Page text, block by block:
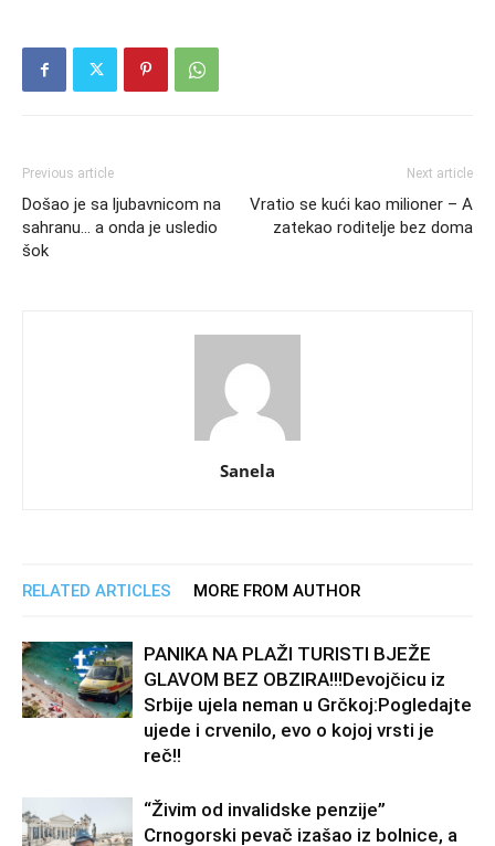
Previous article
Došao je sa ljubavnicom na
sahranu… a onda je usledio
šok
Next article
Vratio se kući kao milioner – A
zatekao roditelje bez doma
Sanela
RELATED ARTICLES MORE FROM AUTHOR
PANIKA NA PLAŽI TURISTI BJEŽE
GLAVOM BEZ OBZIRA!!!Devojčicu iz
Srbije ujela neman u Grčkoj:Pogledajte
ujede i crvenilo, evo o kojoj vrsti je
reč!!
“Živim od invalidske penzije”
Crnogorski pevač izašao iz bolnice, a